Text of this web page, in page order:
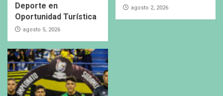
Deporte en
Oportunidad Turística
agosto 5, 2026
agosto 2, 2026